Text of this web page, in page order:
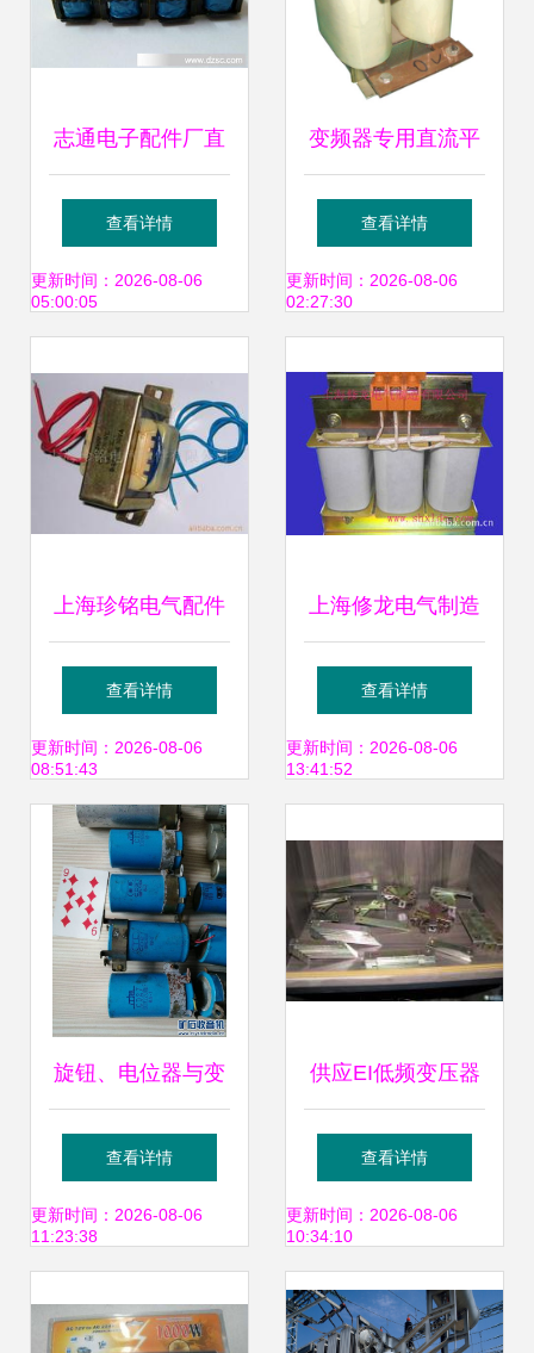
志通电子配件厂直
供EE19 1600T变
压器，品质与效率
查看详情
更新时间：2026-08-06
05:00:05
变频器专用直流平
波电抗器 提升系统
稳定性与电能质量
查看详情
更新时间：2026-08-06
02:27:30
上海珍铭电气配件
专业提供高品质变
压器配件服务的最
新动态
查看详情
更新时间：2026-08-06
08:51:43
上海修龙电气制造
变压器与配件的全
方位清单
查看详情
更新时间：2026-08-06
13:41:52
旋钮、电位器与变
压器配件 探索电子
世界的精密元件
查看详情
更新时间：2026-08-06
11:23:38
供应EI低频变压器
配件 L脚 U脚 单七
字脚、双七字脚
查看详情
更新时间：2026-08-06
10:34:10